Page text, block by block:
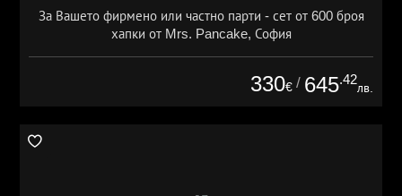
За Вашето фирмено или частно парти - сет от 600 броя
хапки от Mrs. Pancake, София
330€ / 645.42
лв.